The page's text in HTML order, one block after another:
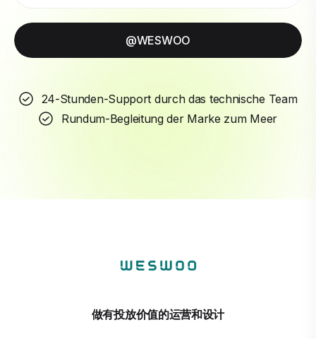
@WESWOO
24-Stunden-Support durch das technische Team
Rundum-Begleitung der Marke zum Meer
做有投放价值的运营和设计